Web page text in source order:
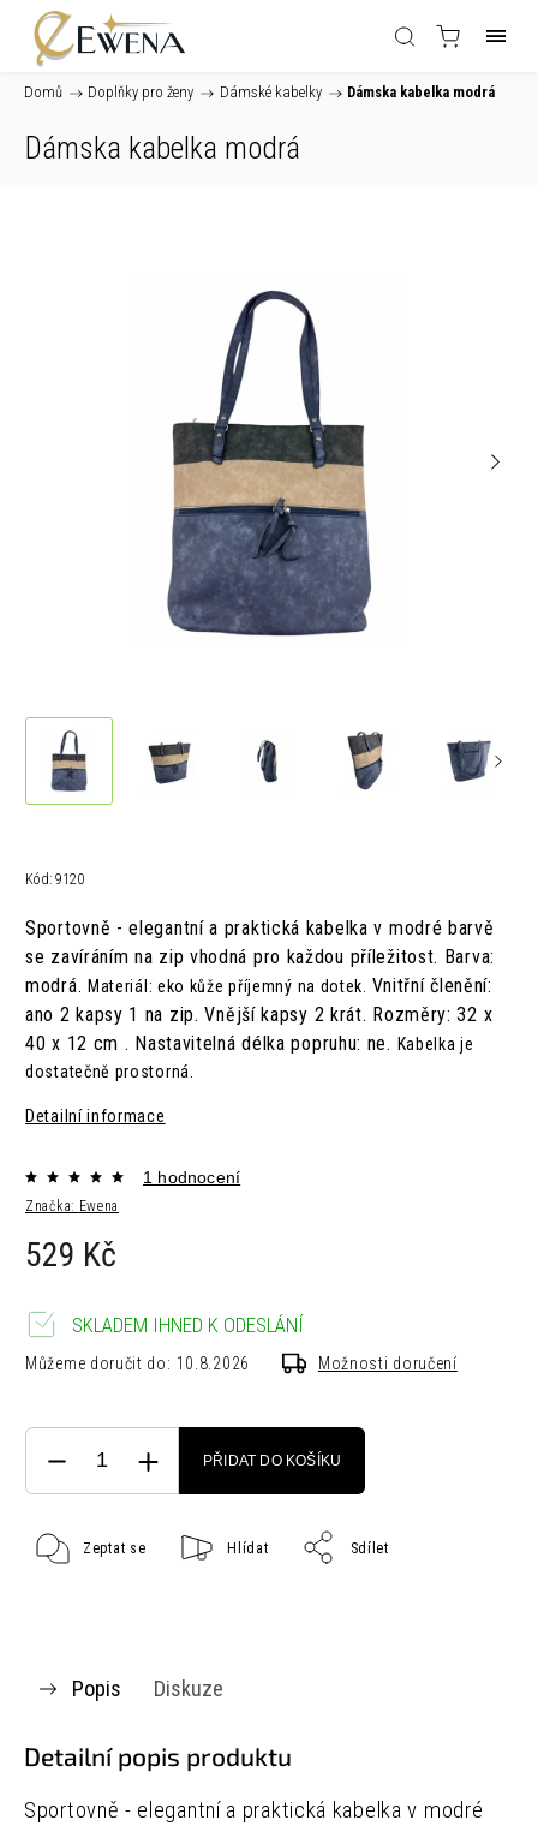
Domů / Doplňky pro ženy / Dámské kabelky / Dámska kabelka modrá
Dámska kabelka modrá
Kód: 9120
Sportovně - elegantní a praktická kabelka v modré barvě
se zavíráním na zip vhodná pro každou příležitost. Barva:
modrá. Materiál: eko kůže příjemný na dotek. Vnitřní členění:
ano 2 kapsy 1 na zip.Vnější kapsy 2 krát. Rozměry: 32 x
40 x 12 cm . Nastavitelná délka popruhu: ne. Kabelka je
dostatečně prostorná.
Detailní informace
Značka: Ewena
1 hodnocení
529 Kč
SKLADEM IHNED K ODESLÁNÍ
Můžeme doručit do: 10.8.2026 Možnosti doručení
PŘIDAT DO KOŠÍKU
Zeptat se Hlídat Sdílet
Popis Diskuze
Detailní popis produktu
Sportovně - elegantní a praktická kabelka v modré